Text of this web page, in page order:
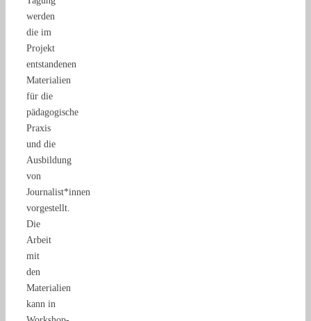
werden
die im
Projekt
entstandenen
Materialien
für die
pädagogische
Praxis
und die
Ausbildung
von
Journalist*innen
vorgestellt.
Die
Arbeit
mit
den
Materialien
kann in